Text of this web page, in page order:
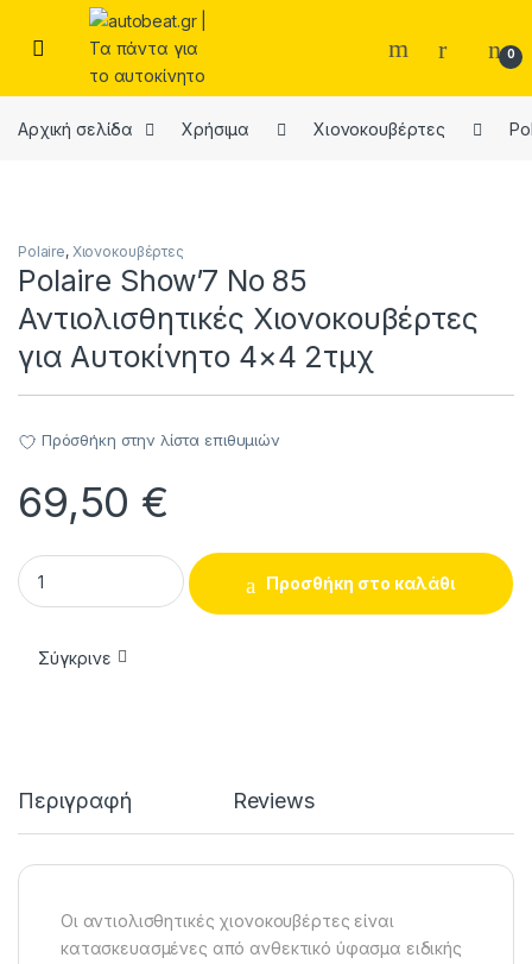
Skip to navigation
Skip to content
Open 0
Αρχική σελίδα Χρήσιμα Χιονοκουβέρτες
Polaire, Χιονοκουβέρτες
Polaire Show’7 No 85
Αντιολισθητικές Χιονοκουβέρτες
για Αυτοκίνητο 4×4 2τμχ
Πρόσθήκη στην λίστα επιθυμιών
69,50 €
Polaire Show'7 No 85 Αντιολισθητικές Χιονοκουβέρτες
Προσθήκη στο καλάθι
Σύγκρινε
Περιγραφή Reviews
Οι αντιολισθητικές χιονοκουβέρτες είναι
κατασκευασμένες από ανθεκτικό ύφασμα ειδικής